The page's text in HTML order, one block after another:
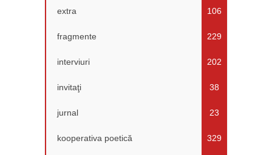
extra 106
fragmente 229
interviuri 202
invitaţi 38
jurnal 23
kooperativa poetică 329